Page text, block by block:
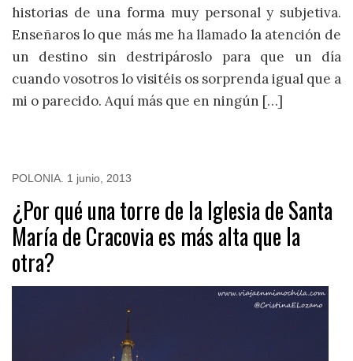
historias de una forma muy personal y subjetiva.
Enseñaros lo que más me ha llamado la atención de
un destino sin destripároslo para que un día
cuando vosotros lo visitéis os sorprenda igual que a
mi o parecido. Aquí más que en ningún […]
POLONIA 1 junio, 2013
¿Por qué una torre de la Iglesia de Santa
María de Cracovia es más alta que la
otra?